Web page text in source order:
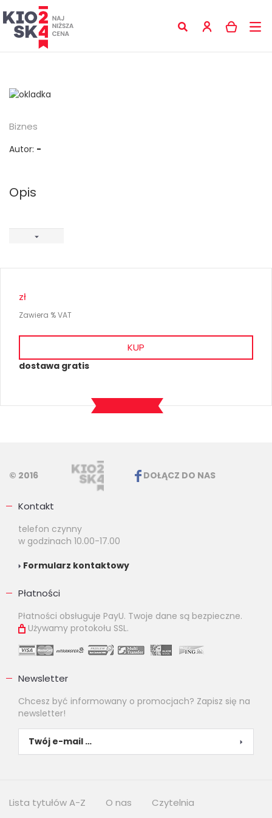
Biznes
Autor: -
Opis
zł
Zawiera % VAT
KUP
dostawa gratis
© 2016 DOŁĄCZ DO NAS
Kontakt
telefon czynny
w godzinach 10.00-17.00
Formularz kontaktowy
Płatności
Płatności obsługuje PayU. Twoje dane są bezpieczne.
Używamy protokołu SSL.
Newsletter
Chcesz być informowany o promocjach? Zapisz się na
newsletter!
Lista tytułów A-Z O nas Czytelnia